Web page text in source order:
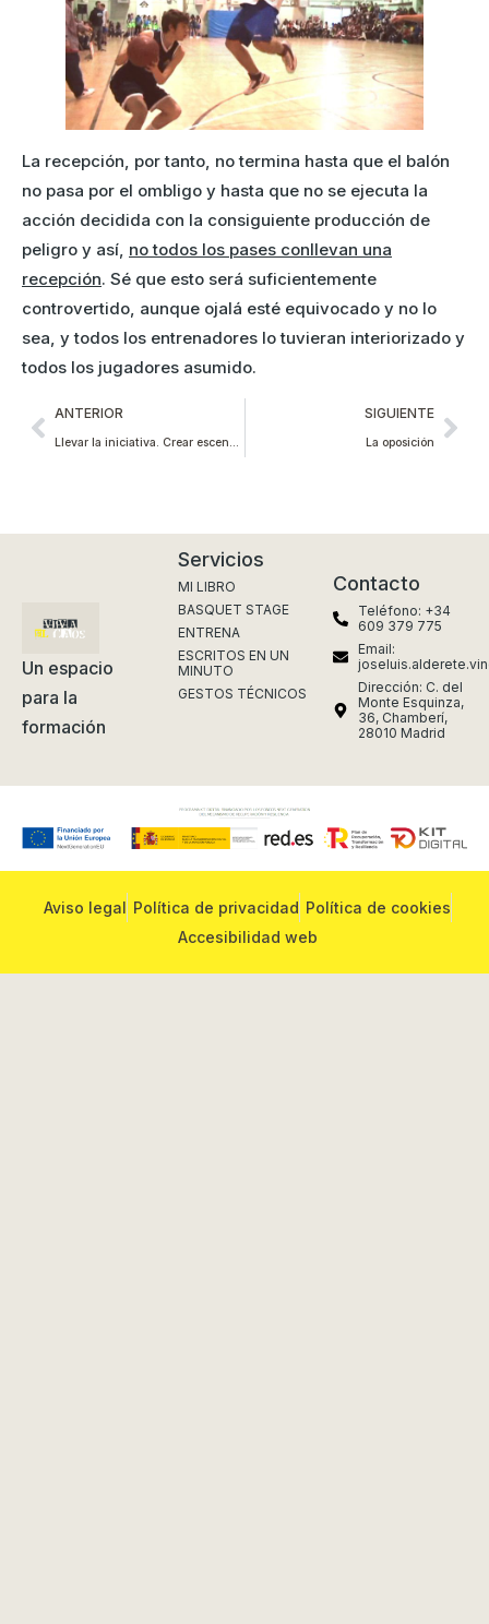
La recepción, por tanto, no termina hasta que el balón
no pasa por el ombligo y hasta que no se ejecuta la
acción decidida con la consiguiente producción de
peligro y así, no todos los pases conllevan una
recepción. Sé que esto será suficientemente
controvertido, aunque ojalá esté equivocado y no lo
sea, y todos los entrenadores lo tuvieran interiorizado y
todos los jugadores asumido.
ANTERIOR
Llevar la iniciativa. Crear escenarios.
SIGUIENTE
La oposición
Un espacio
para la
formación
Servicios
MI LIBRO
BASQUET STAGE
ENTRENA
ESCRITOS EN UN
MINUTO
GESTOS TÉCNICOS
Contacto
Teléfono: +34
609 379 775
Email:
Dirección: C. del
Monte Esquinza,
36, Chamberí,
28010 Madrid
Aviso legal Política de privacidad Política de cookies
Accesibilidad web